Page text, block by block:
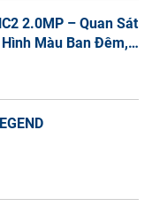
2.0MP – Quan Sát
Màu Ban Đêm,